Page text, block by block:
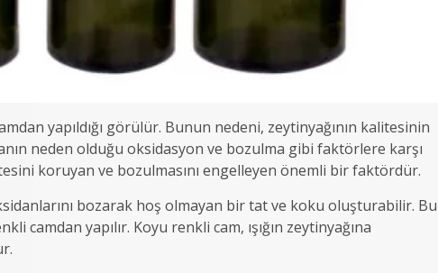
yapıldığı görülür. Bunun nedeni, zeytinyağının kalitesinin
neden olduğu oksidasyon ve bozulma gibi faktörlere karşı
koruyan ve bozulmasını engelleyen önemli bir faktördür.
bozarak hoş olmayan bir tat ve koku oluşturabilir. Bu
camdan yapılır. Koyu renkli cam, ışığın zeytinyağına